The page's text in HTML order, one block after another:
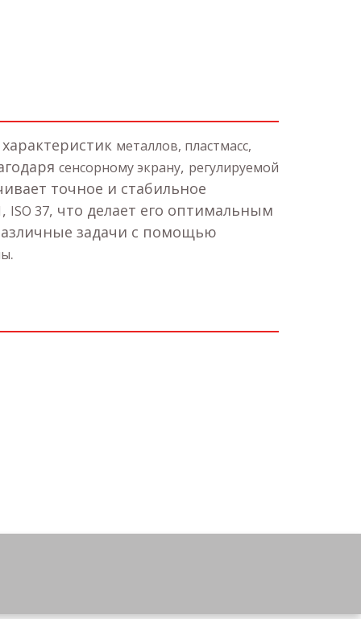
металлов, пластмасс,
сенсорному экрану, регулируемой
точное и стабильное
, ISO 37, что делает его оптимальным
задачи с помощью
.